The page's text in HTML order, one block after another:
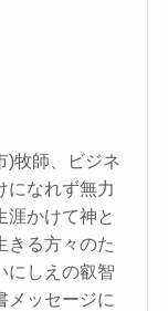
)牧師、ビジネ
になれず無力
涯かけて神と
きる方々のた
にしえの叡智
メッセージに